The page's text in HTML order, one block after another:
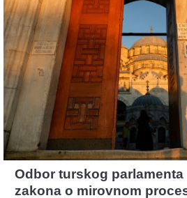
Odbor turskog
zakona o mirovnom